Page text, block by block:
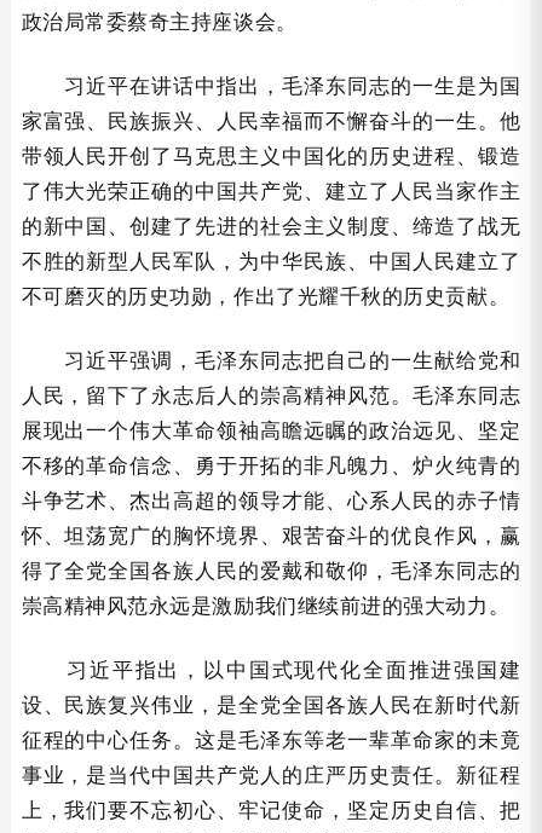
政治局常委蔡奇主持座谈会。
习近平在讲话中指出，毛泽东同志的一生是为国
家富强、民族振兴、人民幸福而不懈奋斗的一生。他
带领人民开创了马克思主义中国化的历史进程、锻造
了伟大光荣正确的中国共产党、建立了人民当家作主
的新中国、创建了先进的社会主义制度、缔造了战无
不胜的新型人民军队，为中华民族、中国人民建立了
不可磨灭的历史功勋，作出了光耀千秋的历史贡献。
习近平强调，毛泽东同志把自己的一生献给党和
人民，留下了永志后人的崇高精神风范。毛泽东同志
展现出一个伟大革命领袖高瞻远瞩的政治远见、坚定
不移的革命信念、勇于开拓的非凡魄力、炉火纯青的
斗争艺术、杰出高超的领导才能、心系人民的赤子情
怀、坦荡宽广的胸怀境界、艰苦奋斗的优良作风，赢
得了全党全国各族人民的爱戴和敬仰，毛泽东同志的
崇高精神风范永远是激励我们继续前进的强大动力。
习近平指出，以中国式现代化全面推进强国建
设、民族复兴伟业，是全党全国各族人民在新时代新
征程的中心任务。这是毛泽东等老一辈革命家的未竟
事业，是当代中国共产党人的庄严历史责任。新征程
上，我们要不忘初心、牢记使命，坚定历史自信、把